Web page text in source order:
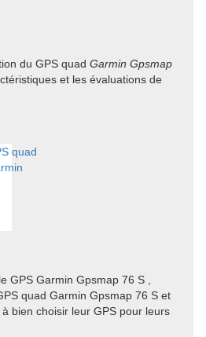
du GPS quad Garmin Gpsmap
et les évaluations de
quad
GPS Garmin Gpsmap 76 S ,
quad Garmin Gpsmap 76 S et
bien choisir leur GPS pour leurs